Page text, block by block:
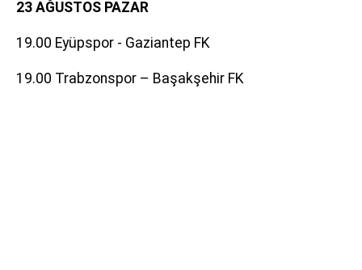
23 AĞUSTOS PAZAR
19.00 Eyüpspor - Gaziantep FK
19.00 Trabzonspor – Başakşehir FK